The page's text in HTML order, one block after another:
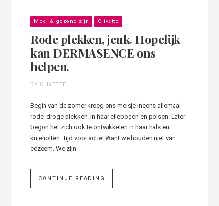
Mooi & gezond zijn Olivette
Rode plekken, jeuk. Hopelijk
kan DERMASENCE ons
helpen.
BY OLIVETTE
Begin van de zomer kreeg ons meisje ineens allemaal
rode, droge plekken. In haar ellebogen en polsen. Later
begon het zich ook te ontwikkelen in haar hals en
knieholten. Tijd voor actie! Want we houden niet van
eczeem. We zijn
CONTINUE READING